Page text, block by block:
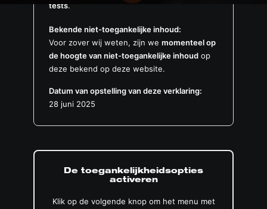
Aziatische vormen
Kiritsuke, Nakiri, Santoku,
tests.
Bekende niet-toegankelijke inhoud:
Voor zover wij weten, zijn we momenteel op
de hoogte van niet-toegankelijke inhoud op
deze bekend op deze website.
Datum van opstelling van deze verklaring:
28 juni 2025
De toegankelijkheidsopties
activeren
Klik op de volgende knop om het menu met